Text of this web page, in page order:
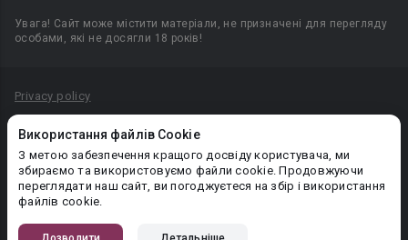
Використання файлів Cookie
З метою забезпечення кращого досвіду користувача, ми
збираємо та використовуємо файли cookie. Продовжуючи
переглядати наш сайт, ви погоджуєтеся на збір і використання
файлів cookie.
Увага! Сайт може містити матеріали, не призначені для перегляду
особами, які не досягли 18 років!
Privacy policy
Політика конфіденційності
Правила публікації авторського контенту
PR-вiддiл: pr@booknet.com